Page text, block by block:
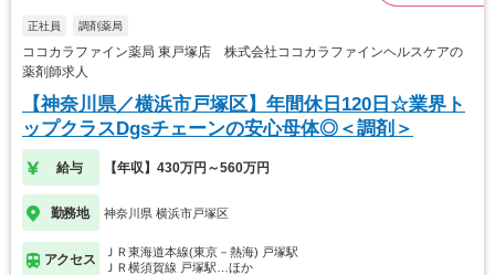
正社員 調剤薬局
ココカラファイン薬局 東戸塚店 株式会社ココカラファインヘルスケアの
薬剤師求人
【神奈川県／横浜市戸塚区】年間休日120日☆業界ト
ップクラスDgsチェーンの安心母体◎＜調剤＞
給与 【年収】430万円～560万円
勤務地 神奈川県 横浜市戸塚区
アクセス
ＪＲ東海道本線(東京－熱海) 戸塚駅
ＪＲ横須賀線 戸塚駅…ほか